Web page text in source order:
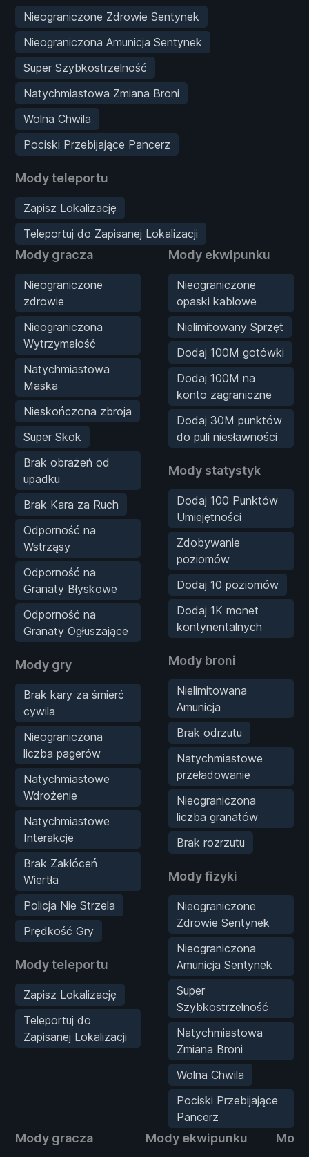
Nieograniczone Zdrowie Sentynek
Nieograniczona Amunicja Sentynek
Super Szybkostrzelność
Natychmiastowa Zmiana Broni
Wolna Chwila
Pociski Przebijające Pancerz
Mody teleportu
Zapisz Lokalizację
Teleportuj do Zapisanej Lokalizacji
Mody gracza
Nieograniczone
zdrowie
Nieograniczona
Wytrzymałość
Natychmiastowa
Maska
Nieskończona zbroja
Super Skok
Brak obrażeń od
upadku
Brak Kara za Ruch
Odporność na
Wstrząsy
Odporność na
Granaty Błyskowe
Odporność na
Granaty Ogłuszające
Mody gry
Brak kary za śmierć
cywila
Nieograniczona
liczba pagerów
Natychmiastowe
Wdrożenie
Natychmiastowe
Interakcje
Brak Zakłóceń
Wiertła
Policja Nie Strzela
Prędkość Gry
Mody teleportu
Zapisz Lokalizację
Teleportuj do
Zapisanej Lokalizacji
Mody ekwipunku
Nieograniczone
opaski kablowe
Nielimitowany Sprzęt
Dodaj 100M gotówki
Dodaj 100M na
konto zagraniczne
Dodaj 30M punktów
do puli niesławności
Mody statystyk
Dodaj 100 Punktów
Umiejętności
Zdobywanie
poziomów
Dodaj 10 poziomów
Dodaj 1K monet
kontynentalnych
Mody broni
Nielimitowana
Amunicja
Brak odrzutu
Natychmiastowe
przeładowanie
Nieograniczona
liczba granatów
Brak rozrzutu
Mody fizyki
Nieograniczone
Zdrowie Sentynek
Nieograniczona
Amunicja Sentynek
Super
Szybkostrzelność
Natychmiastowa
Zmiana Broni
Wolna Chwila
Pociski Przebijające
Pancerz
Mody gracza Mody ekwipunku